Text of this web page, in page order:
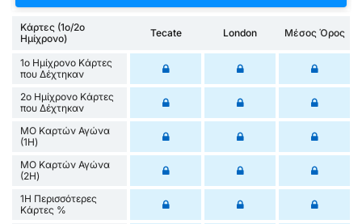
Κάρτες (1ο/2ο
Ημίχρονο)
Tecate London Μέσος Όρος
1ο Ημίχρονο Κάρτες
που Δέχτηκαν
2ο Ημίχρονο Κάρτες
που Δέχτηκαν
ΜΟ Καρτών Αγώνα
(1Η)
ΜΟ Καρτών Αγώνα
(2Η)
1Η Περισσότερες
Κάρτες %